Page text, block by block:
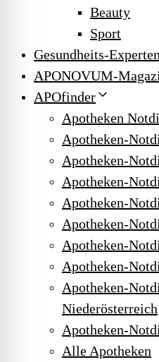
Beauty
Sport
Gesundheits-Experten
APONOVUM-
APOfinder
Apotheken
Apotheken-
Apotheken-
Apotheken-
Apotheken-
Apotheken-
Apotheken-
Apotheken-
Apotheken-
Niederösterreich
Apotheken-
Alle Apotheken